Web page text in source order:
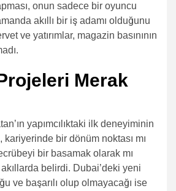
onun sadece bir oyuncu
akıllı bir iş adamı olduğunu
ve yatırımlar, magazin basınının
Merak
yapımcılıktaki ilk deneyiminin
kariyerinde bir dönüm noktası mı
bir basamak olarak mı
belirdi. Dubai’deki yeni
ve başarılı olup olmayacağı ise